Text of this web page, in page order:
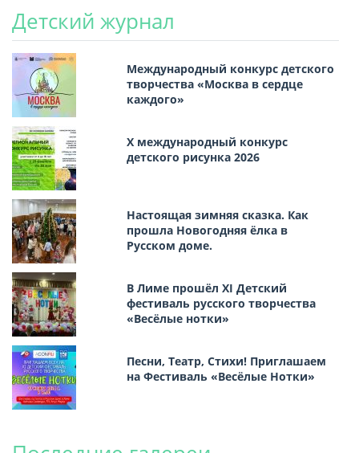
Детский журнал
Международный конкурс детского
творчества «Москва в сердце
каждого»
Х международный конкурс
детского рисунка 2026
Настоящая зимняя сказка. Как
прошла Новогодняя ёлка в
Русском доме.
В Лиме прошёл XI Детский
фестиваль русского творчества
«Весёлые нотки»
Песни, Театр, Стихи! Приглашаем
на Фестиваль «Весёлые Нотки»